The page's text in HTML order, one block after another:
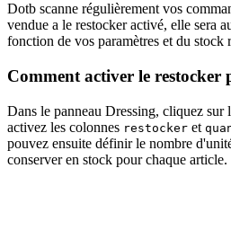
Dotb scanne régulièrement vos
vendue a le restocker activé, elle sera
fonction de vos paramètres et du stock
Comment activer le restocker
Dans le panneau Dressing, cliquez sur
activez les colonnes restocker et
pouvez ensuite définir le nombre
conserver en stock pour chaque article.